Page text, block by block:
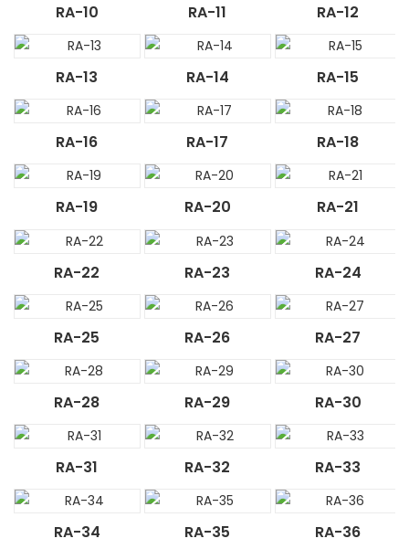
RA-10 RA-11 RA-12
RA-13 RA-14 RA-15
RA-16 RA-17 RA-18
RA-19 RA-20 RA-21
RA-22 RA-23 RA-24
RA-25 RA-26 RA-27
RA-28 RA-29 RA-30
RA-31 RA-32 RA-33
RA-34 RA-35 RA-36